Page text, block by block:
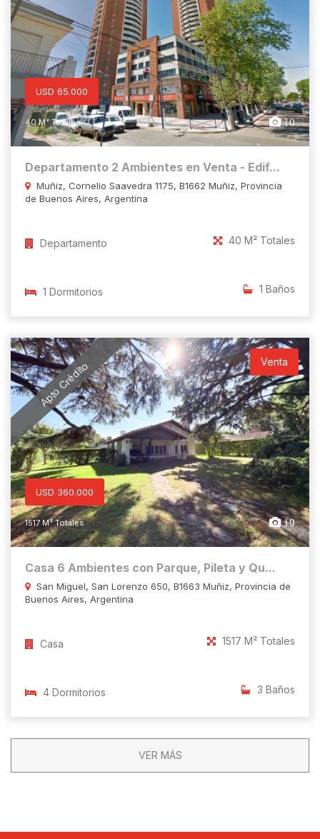
USD 65.000
40 M² Totales 10
Departamento 2 Ambientes en Venta - Edif...
Muñiz, Cornelio Saavedra 1175, B1662 Muñiz, Provincia
de Buenos Aires, Argentina
Departamento 40 M² Totales
1 Dormitorios 1 Baños
Apto Crédito Venta
USD 360.000
1517 M² Totales 19
Casa 6 Ambientes con Parque, Pileta y Qu...
San Miguel, San Lorenzo 650, B1663 Muñiz, Provincia de
Buenos Aires, Argentina
Casa 1517 M² Totales
4 Dormitorios 3 Baños
VER MÁS